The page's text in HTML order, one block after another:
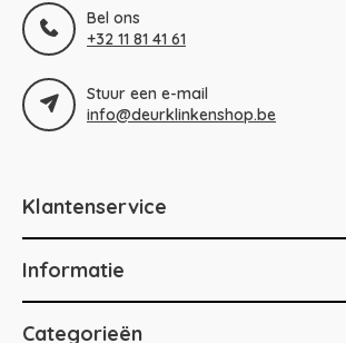
Bel ons
+32 11 81 41 61
Stuur een e-mail
info@deurklinkenshop.be
Klantenservice
Informatie
Categorieën